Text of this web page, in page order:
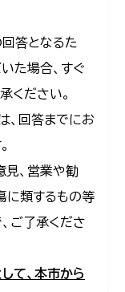
答となるた
た場合、すぐ
ください。
、回答までにお
、営業や勧
に類するもの等
ご了承くださ
て、本市から